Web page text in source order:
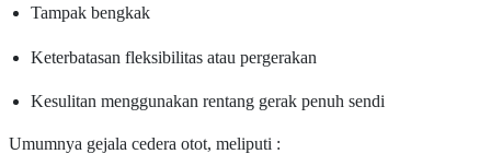
Tampak bengkak
Keterbatasan fleksibilitas atau pergerakan
Kesulitan menggunakan rentang gerak penuh sendi
Umumnya gejala cedera otot, meliputi :